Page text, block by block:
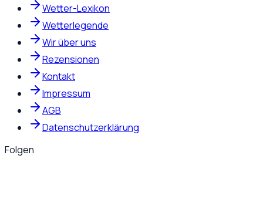
Wetter-Lexikon
Wetterlegende
Wir über uns
Rezensionen
Kontakt
Impressum
AGB
Datenschutzerklärung
Folgen